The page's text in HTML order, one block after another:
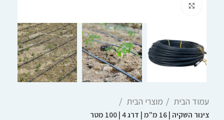
עמוד הבית מוצרי הבית
צינור השקיה | 16 מ"מ | דרג 4 | 100 מטר